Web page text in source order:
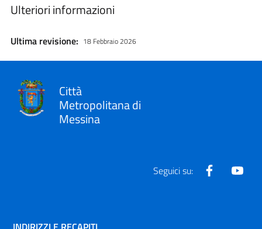
Ulteriori informazioni
Ultima revisione: 18 Febbraio 2026
Città
Metropolitana di
Messina
Seguici su: Facebook